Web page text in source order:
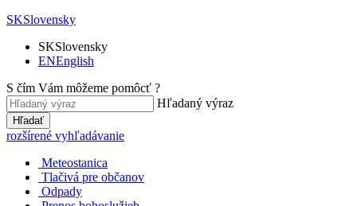
SKSlovensky
SKSlovensky
ENEnglish
S čím Vám môžeme pomôcť ?
Hľadaný výraz
Hľadať
rozšírené vyhľadávanie
Meteostanica
Tlačivá pre občanov
Odpady